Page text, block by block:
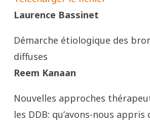
Laurence Bassinet
Démarche étiologique des
diffuses
Reem Kanaan
Nouvelles approches
les DDB: qu’avons-nous appris